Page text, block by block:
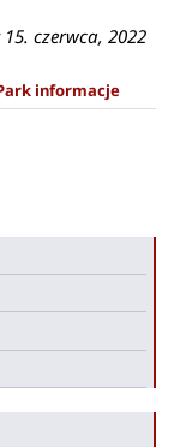
czerwca, 2022
informacje